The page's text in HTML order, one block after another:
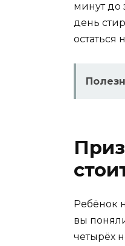
минут до
день
остаться
Ребёнок
вы
четырёх